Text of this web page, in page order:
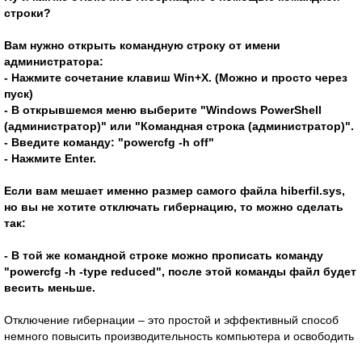
строки?
Вам нужно открыть командную строку от имени
администратора:
- Нажмите сочетание клавиш Win+X. (Можно и просто через
пуск)
- В открывшемся меню выберите "Windows PowerShell
(администратор)" или "Командная строка (администратор)".
- Введите команду: "powercfg -h off"
- Нажмите Enter.
Если вам мешает именно размер самого файла hiberfil.sys,
но вы не хотите отключать гибернацию, то можно сделать
так:
- В той же командной строке можно прописать команду
"powercfg -h -type reduced", после этой команды файл будет
весить меньше.
Отключение гибернации – это простой и эффективный способ
немного повысить производительность компьютера и освободить